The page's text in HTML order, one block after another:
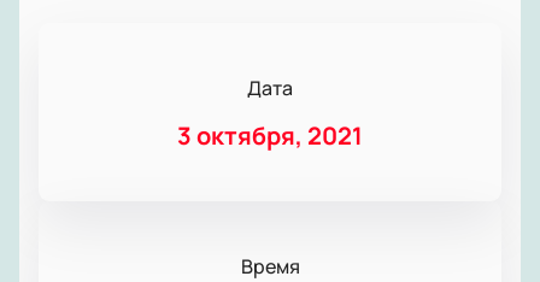
Дата
3 октября, 2021
Время